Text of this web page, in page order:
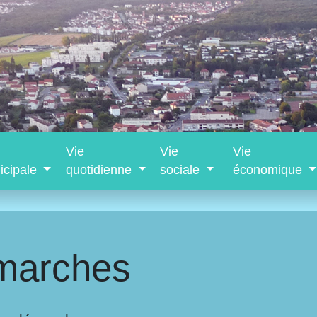
Vie
quotidienne
Vie
sociale
Vie
économique